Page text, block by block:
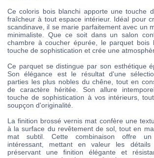
Ce coloris bois blanchi apporte une touche
fraîcheur à tout espace intérieur. Idéal pour
scandinave, il se marie parfaitement avec un
minimaliste. Que ce soit dans un salon
chambre à coucher épurée, le parquet bois
touche de sophistication et crée une
Ce parquet se distingue par son esthétique
Son élégance est le résultat d'une
parties les plus nobles du chêne, tout en
de caractère héritée. Son allure
touche de sophistication à vos intérieurs,
soupçon d'originalité.
La finition brossé vernis mat confère une
à la surface du revêtement de sol, tout en
mat subtil. Cette combinaison offre un
intéressant, mettant en valeur les
préservant une finition élégante et